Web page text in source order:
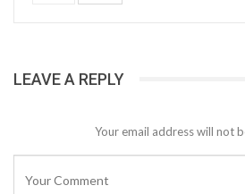
LEAVE A REPLY
Your email address will not